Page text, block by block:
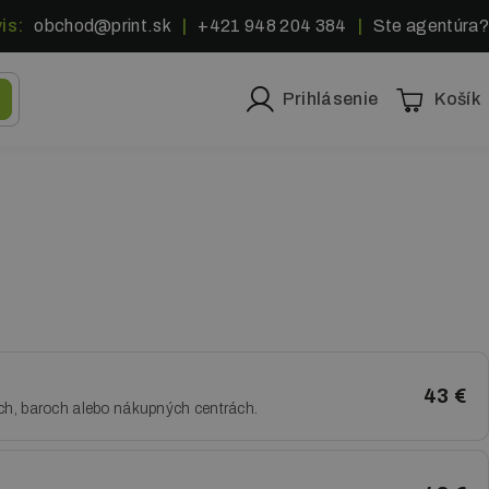
obchod@print.sk +421 948 204 384 Ste agentúra?
Prihlásenie Košík
baroch alebo nákupných centrách.
43 €